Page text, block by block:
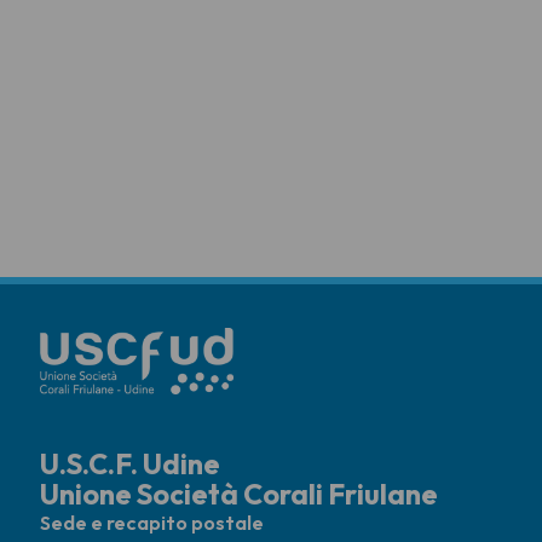
U.S.C.F. Udine
Unione Società Corali Friulane
Sede e recapito postale